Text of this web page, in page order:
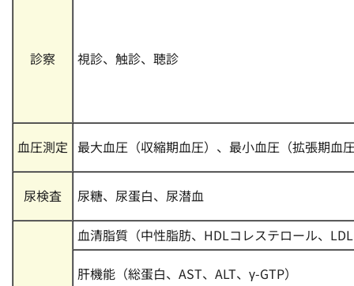
診察 視診、触診、聴診
血圧測定 最大血圧（収縮期血圧）、最小血圧（拡張期血
尿検査 尿糖、尿蛋白、尿潜血
血清脂質（中性脂肪、HDLコレステロール、
肝機能（総蛋白、AST、ALT、γ-GTP）